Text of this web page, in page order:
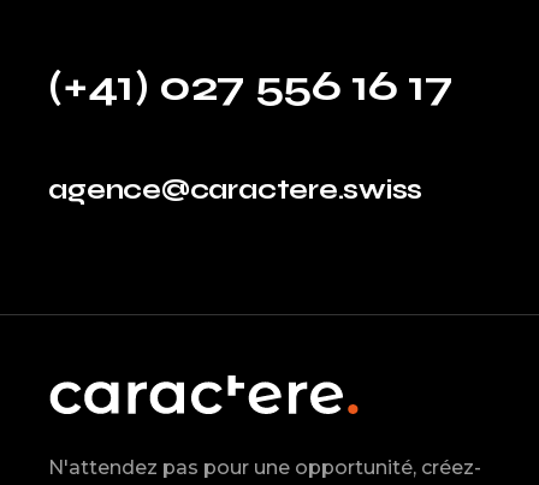
(+41) 027 556 16 17
agence@caractere.swiss
N'attendez pas pour une opportunité, créez-